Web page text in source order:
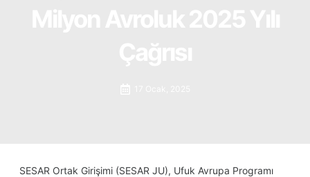
SESAR Ortak Girişimi (SESAR JU), Ufuk Avrupa Programı